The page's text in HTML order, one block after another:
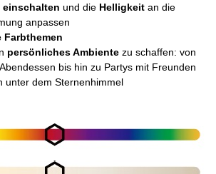
und die Helligkeit an die
anpassen
Farbthemen
persönliches Ambiente zu schaffen: von
bis hin zu Partys mit Freunden
unter dem Sternenhimmel